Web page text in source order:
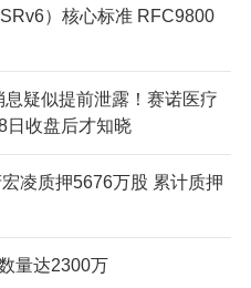
）核心标准 RFC9800
疑似提前泄露！赛诺医疗
日收盘后才知晓
凌质押5676万股 累计质押
量达2300万